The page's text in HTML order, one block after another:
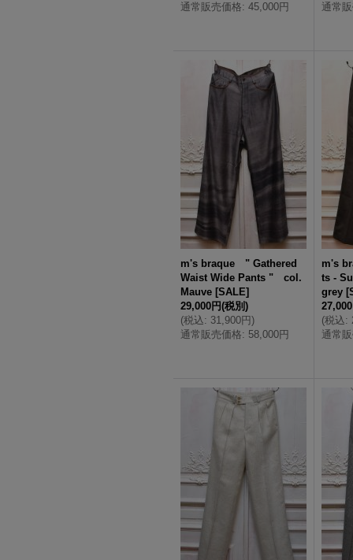
通常販売価格: 45,000円
通常
m's braque " Gathered
Waist Wide Pants " col.
Mauve [SALE]
29,000円(税別)
(税込: 31,900円)
通常販売価格: 58,000円
m's
ts -
grey [
(税込:
通常